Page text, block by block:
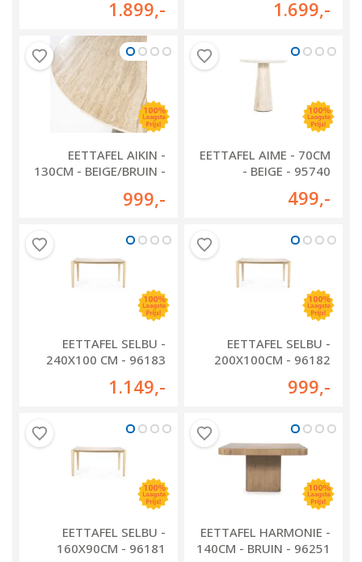
1.899,- 1.699,-
EETTAFEL AIKIN -
130CM - BEIGE/BRUIN -
999,-
EETTAFEL AIME - 70CM
- BEIGE - 95740
499,-
EETTAFEL SELBU -
240X100 CM - 96183
1.149,-
EETTAFEL SELBU -
200X100CM - 96182
999,-
EETTAFEL SELBU -
160X90CM - 96181
EETTAFEL HARMONIE -
140CM - BRUIN - 96251